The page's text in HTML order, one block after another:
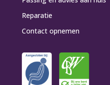
Reparatie
Contact opnemen